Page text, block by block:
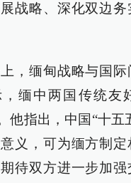
战略、深化双边务
，缅甸战略与国
缅中两国传统友
他指出，中国“十五
义，可为缅方制
待双方进一步加